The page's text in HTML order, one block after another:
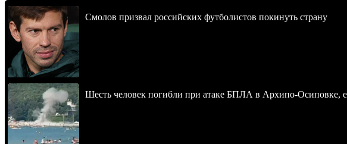
Смолов призвал российских футболистов покинуть страну
Шесть человек погибли при атаке БПЛА в Архипо-Осиповке,